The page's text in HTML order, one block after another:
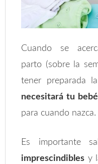
Cuando se
parto (sobre la
tener preparada la
necesitará tu bebé
para cuando nazca.
Es importante
imprescindibles y